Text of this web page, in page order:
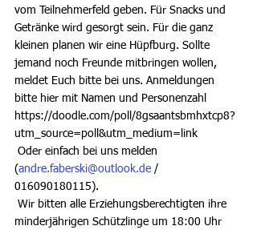
vom Teilnehmerfeld geben. Für Snacks und
Getränke wird gesorgt sein. Für die ganz
kleinen planen wir eine Hüpfburg. Sollte
jemand noch Freunde mitbringen wollen,
meldet Euch bitte bei uns. Anmeldungen
bitte hier mit Namen und Personenzahl
https://doodle.com/poll/8gsaantsbmhxtcp8?
utm_source=poll&utm_medium=link
(andre.faberski@outlook.de /
016090180115).
minderjährigen Schützlinge um 18:00 Uhr